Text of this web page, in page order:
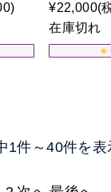
¥22,000(
在庫切れ
1件～40件を表